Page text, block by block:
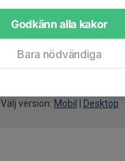
Välj version: Mobil Desktop
Godkänn alla kakor
Bara nödvändiga